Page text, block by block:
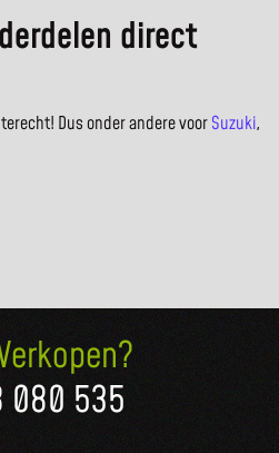
direct
Dus onder andere voorSuzuki,
080 535